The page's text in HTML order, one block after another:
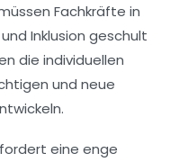
Fachkräfte in
und Inklusion geschult
die individuellen
und neue
eine enge